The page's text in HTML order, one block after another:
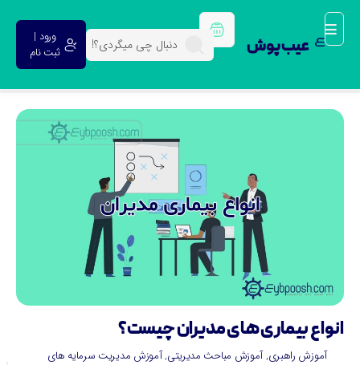
عیب پوش
ورود |
ثبت نام
بیماری های مدیران چیست؟
آموزش راهبری,آموزش مباحث مدیریتی,آموزش مدیریت سرمایه های